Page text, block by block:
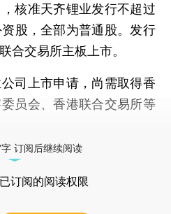
核准天齐锂业发行不超过
股，全部为普通股。发行
合交易所主板上市。
上市申请，尚需取得香
员会、香港联合交易所等
订阅后继续阅读
订阅的阅读权限